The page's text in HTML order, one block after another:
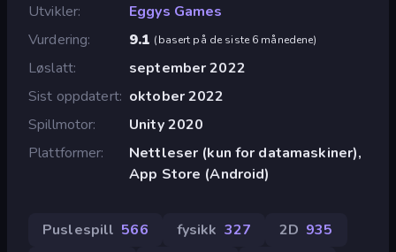
Utvikler
Eggys Games
Vurdering
9.1 (basert på de siste 6 månedene)
Løslatt
september 2022
Sist oppdatert oktober 2022
Spillmotor
Unity 2020
Plattformer
Nettleser (kun for datamaskiner),
App Store (Android)
Puslespill 566 fysikk 327 2D 935